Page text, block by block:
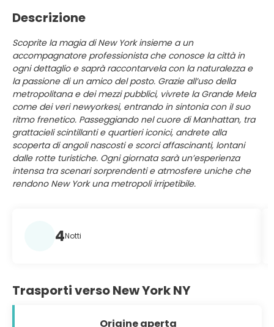
Descrizione
Scoprite la magia di New York insieme a un
accompagnatore professionista che conosce la città in
ogni dettaglio e saprà raccontarvela con la naturalezza e
la passione di un amico del posto. Grazie all’uso della
metropolitana e dei mezzi pubblici, vivrete la Grande Mela
come dei veri newyorkesi, entrando in sintonia con il suo
ritmo frenetico. Passeggiando nel cuore di Manhattan, tra
grattacieli scintillanti e quartieri iconici, andrete alla
scoperta di angoli nascosti e scorci affascinanti, lontani
dalle rotte turistiche. Ogni giornata sarà un’esperienza
intensa tra scenari sorprendenti e atmosfere uniche che
rendono New York una metropoli irripetibile.
4Notti
Trasporti verso New York NY
Origine aperta